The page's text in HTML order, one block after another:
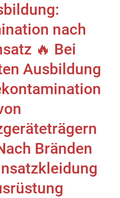
nach
🔥 Bei
Ausbildung
Bränden